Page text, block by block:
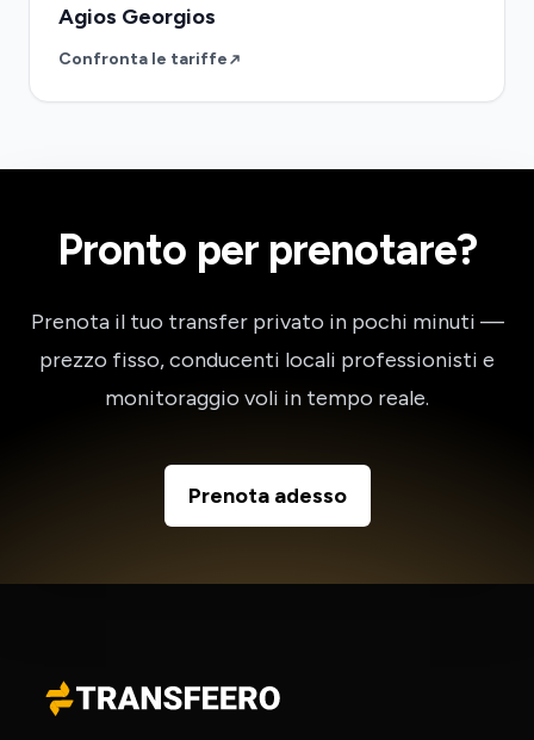
Agios Georgios
Confronta le tariffe
Pronto per prenotare?
Prenota il tuo transfer privato in pochi minuti —
prezzo fisso, conducenti locali professionisti e
monitoraggio voli in tempo reale.
Prenota adesso